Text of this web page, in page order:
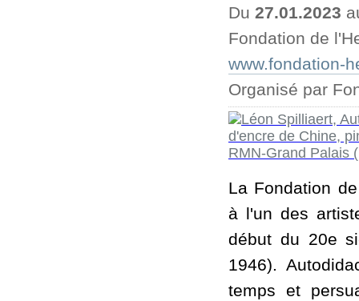
Du 27.01.2023
Fondation de
www.fondation-
Organisé par
La Fondation
à l'un des
début du 20e
1946).
temps et